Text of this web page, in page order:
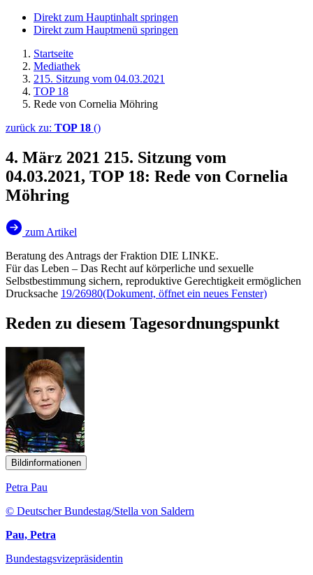
Direkt zum Hauptinhalt springen
Direkt zum Hauptmenü springen
Startseite
Mediathek
215. Sitzung vom 04.03.2021
TOP 18
Rede von Cornelia Möhring
zurück zu: TOP 18 ()
4. März 2021 215. Sitzung vom
04.03.2021, TOP 18: Rede von Cornelia
Möhring
zum Artikel
Beratung des Antrags der Fraktion DIE LINKE.
Für das Leben – Das Recht auf körperliche und sexuelle
Selbstbestimmung sichern, reproduktive Gerechtigkeit ermöglichen
Drucksache 19/26980(Dokument, öffnet ein neues Fenster)
Reden zu diesem Tagesordnungspunkt
Bildinformationen
Petra Pau
© Deutscher Bundestag/Stella von Saldern
Pau, Petra
Bundestagsvizepräsidentin